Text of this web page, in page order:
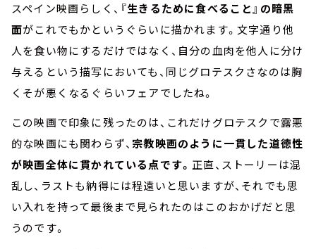
スペイン映画らしく、 『生きるために食べること』の暗黒
面がこれでもかというぐらいに描かれます。文字通り他
人を食い物にするだけではなく、自分の血肉を他人に分け
与えるという描写においても、同じグロテスクさなのは胸
くそが悪くなるぐらいフェアでしたね。
この映画で印象に残ったのは、これだけグロテスクで露悪
的な映画にも関わらず、 宗教映画のように一貫した道徳性
が映画全体に貫かれている点です。 正直、ストーリーは混
乱し、ラストも納得には程遠いと思いますが、それでも思
い入れを持って最後まで見られたのはこのおかげだと思
うのです。